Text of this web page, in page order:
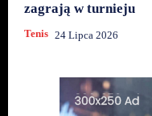
zagrają w turnieju
Tenis 24 Lipca 2026